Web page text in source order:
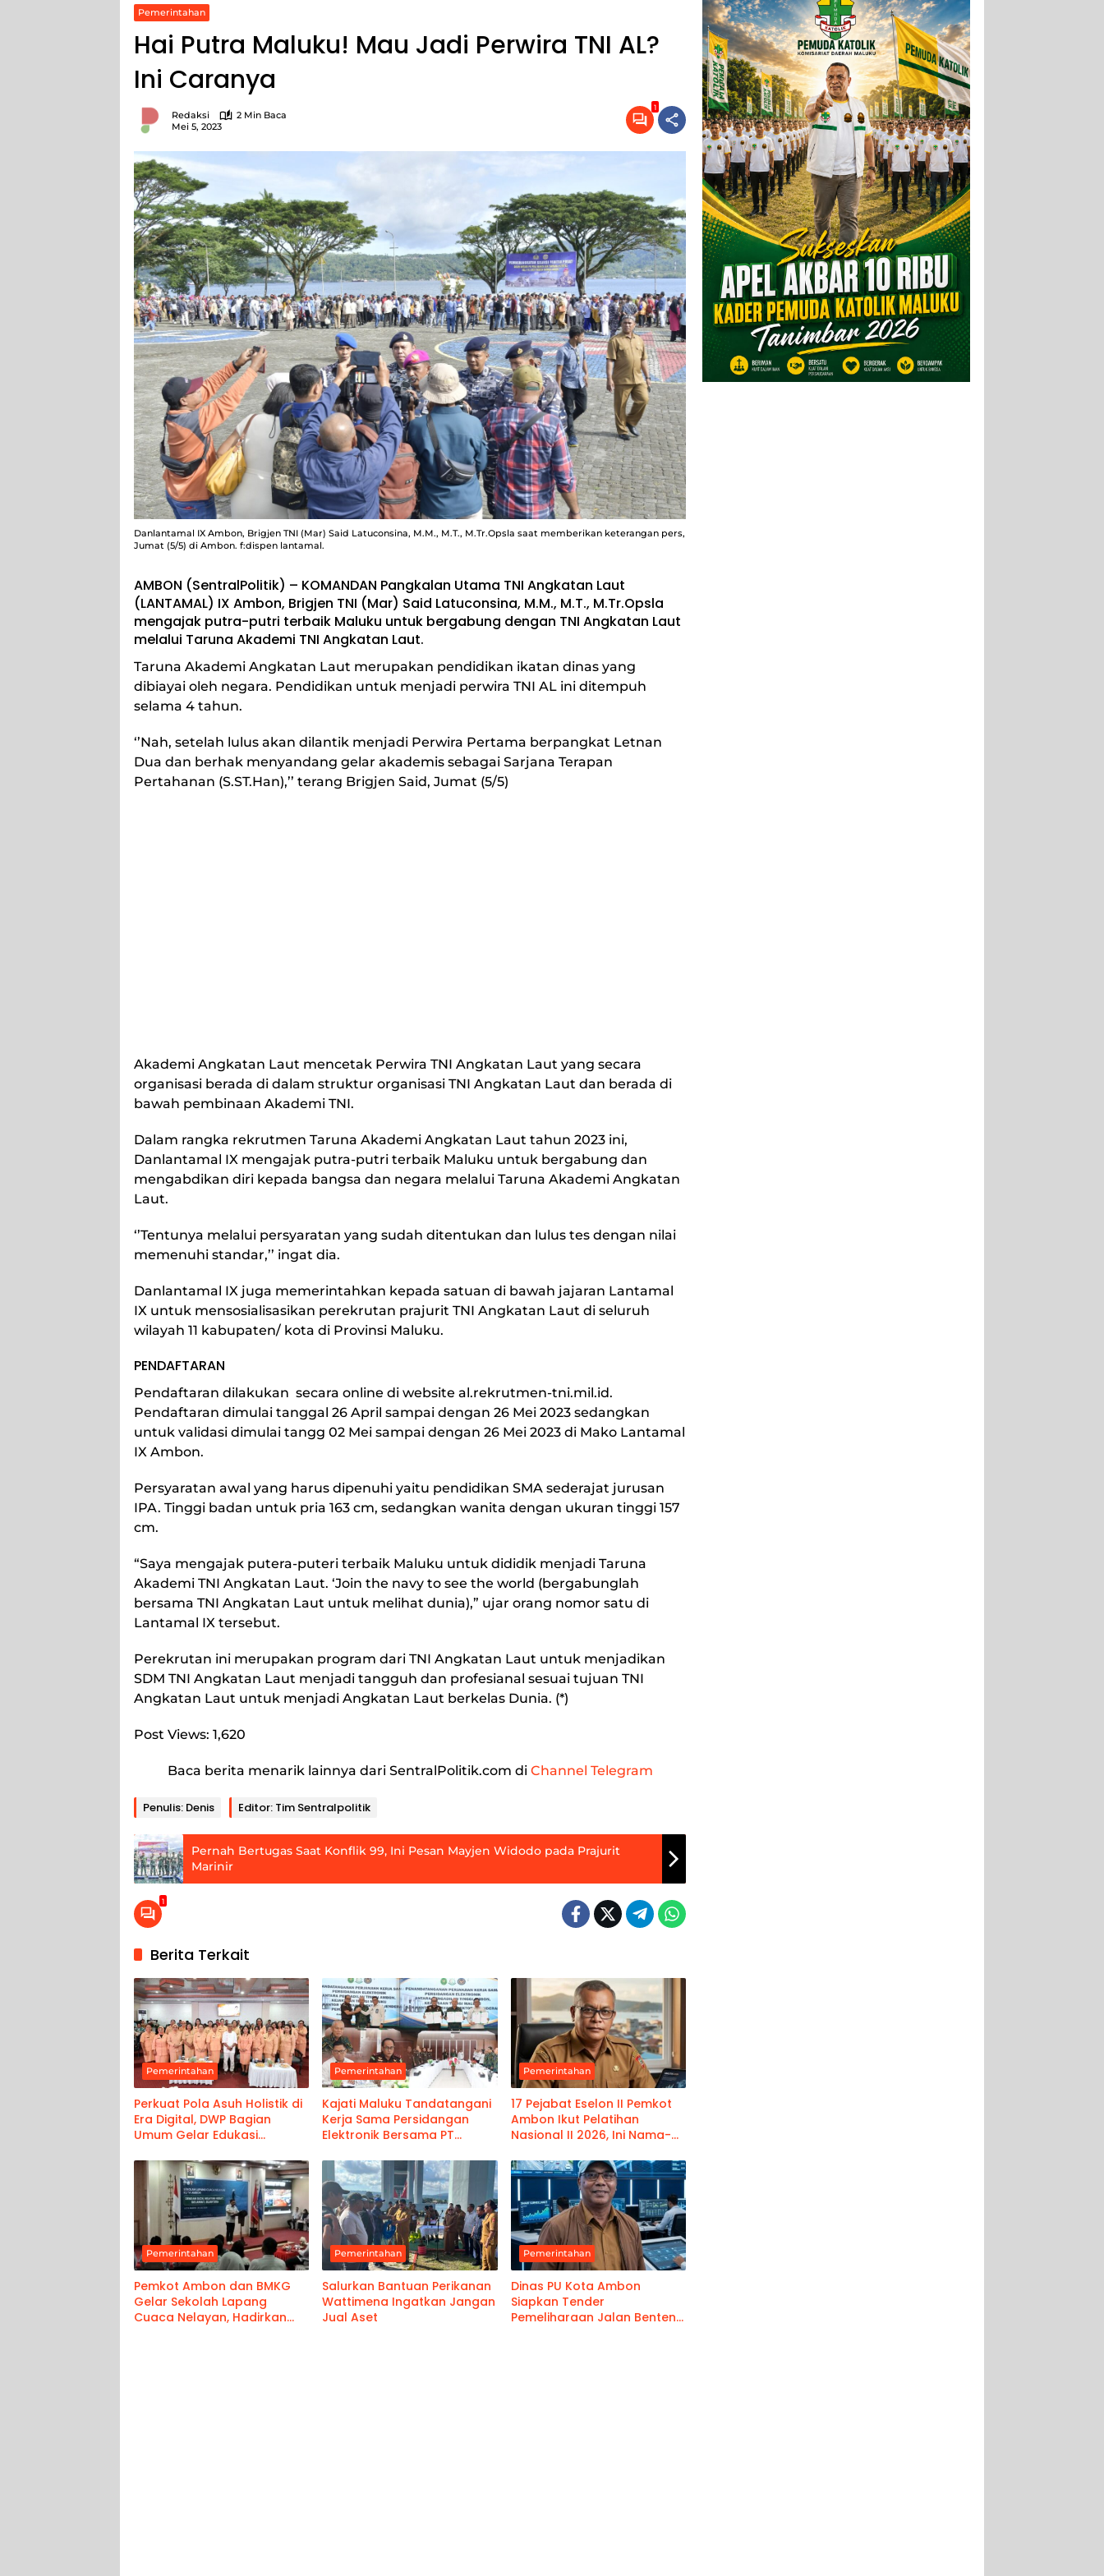
Pemerintahan
Hai Putra Maluku! Mau Jadi Perwira TNI AL?
Ini Caranya
Redaksi
2 Min Baca
Mei 5, 2023
1
Danlantamal IX Ambon, Brigjen TNI (Mar) Said Latuconsina, M.M., M.T., M.Tr.Opsla saat memberikan keterangan pers,
Jumat (5/5) di Ambon. f:dispen lantamal.
AMBON (SentralPolitik) – KOMANDAN Pangkalan Utama TNI Angkatan Laut
(LANTAMAL) IX Ambon, Brigjen TNI (Mar) Said Latuconsina, M.M., M.T., M.Tr.Opsla
mengajak putra-putri terbaik Maluku untuk bergabung dengan TNI Angkatan Laut
melalui Taruna Akademi TNI Angkatan Laut.
Taruna Akademi Angkatan Laut merupakan pendidikan ikatan dinas yang
dibiayai oleh negara. Pendidikan untuk menjadi perwira TNI AL ini ditempuh
selama 4 tahun.
‘’Nah, setelah lulus akan dilantik menjadi Perwira Pertama berpangkat Letnan
Dua dan berhak menyandang gelar akademis sebagai Sarjana Terapan
Pertahanan (S.ST.Han),’’ terang Brigjen Said, Jumat (5/5)
Akademi Angkatan Laut mencetak Perwira TNI Angkatan Laut yang secara
organisasi berada di dalam struktur organisasi TNI Angkatan Laut dan berada di
bawah pembinaan Akademi TNI.
Dalam rangka rekrutmen Taruna Akademi Angkatan Laut tahun 2023 ini,
Danlantamal IX mengajak putra-putri terbaik Maluku untuk bergabung dan
mengabdikan diri kepada bangsa dan negara melalui Taruna Akademi Angkatan
Laut.
‘’Tentunya melalui persyaratan yang sudah ditentukan dan lulus tes dengan nilai
memenuhi standar,’’ ingat dia.
Danlantamal IX juga memerintahkan kepada satuan di bawah jajaran Lantamal
IX untuk mensosialisasikan perekrutan prajurit TNI Angkatan Laut di seluruh
wilayah 11 kabupaten/ kota di Provinsi Maluku.
PENDAFTARAN
Pendaftaran dilakukan secara online di website al.rekrutmen-tni.mil.id.
Pendaftaran dimulai tanggal 26 April sampai dengan 26 Mei 2023 sedangkan
untuk validasi dimulai tangg 02 Mei sampai dengan 26 Mei 2023 di Mako Lantamal
IX Ambon.
Persyaratan awal yang harus dipenuhi yaitu pendidikan SMA sederajat jurusan
IPA. Tinggi badan untuk pria 163 cm, sedangkan wanita dengan ukuran tinggi 157
cm.
“Saya mengajak putera-puteri terbaik Maluku untuk dididik menjadi Taruna
Akademi TNI Angkatan Laut. ‘Join the navy to see the world (bergabunglah
bersama TNI Angkatan Laut untuk melihat dunia),” ujar orang nomor satu di
Lantamal IX tersebut.
Perekrutan ini merupakan program dari TNI Angkatan Laut untuk menjadikan
SDM TNI Angkatan Laut menjadi tangguh dan profesianal sesuai tujuan TNI
Angkatan Laut untuk menjadi Angkatan Laut berkelas Dunia. (*)
Post Views: 1,620
Baca berita menarik lainnya dari SentralPolitik.com di Channel Telegram
Penulis: Denis Editor: Tim Sentralpolitik
Pernah Bertugas Saat Konflik 99, Ini Pesan Mayjen Widodo pada Prajurit
Marinir
1
Berita Terkait
Pemerintahan
Perkuat Pola Asuh Holistik di
Era Digital, DWP Bagian
Umum Gelar Edukasi
Pemerintahan
Kajati Maluku Tandatangani
Kerja Sama Persidangan
Elektronik Bersama PT
Pemasyarakatan Maluku
Pemerintahan
17 Pejabat Eselon II Pemkot
Ambon Ikut Pelatihan
Nasional II 2026, Ini Nama-
Pemerintahan
Pemkot Ambon dan BMKG
Gelar Sekolah Lapang
Cuaca Nelayan, Hadirkan
Pemerintahan
Salurkan Bantuan Perikanan
Wattimena Ingatkan Jangan
Jual Aset
Pemerintahan
Dinas PU Kota Ambon
Siapkan Tender
Pemeliharaan Jalan Benteng